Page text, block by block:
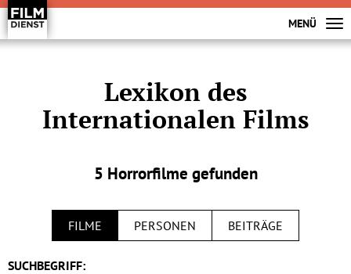
MENÜ
Lexikon des
Internationalen Films
5 Horrorfilme gefunden
FILME PERSONEN BEITRÄGE
SUCHBEGRIFF: